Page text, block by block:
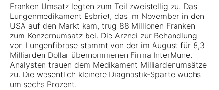
Franken Umsatz legten zum Teil zweistellig zu. Das
Lungenmedikament Esbriet, das im November in den
USA auf den Markt kam, trug 88 Millionen Franken
zum Konzernumsatz bei. Die Arznei zur Behandlung
von Lungenfibrose stammt von der im August für 8,3
Milliarden Dollar übernommenen Firma InterMune.
Analysten trauen dem Medikament Milliardenumsätze
zu. Die wesentlich kleinere Diagnostik-Sparte wuchs
um sechs Prozent.